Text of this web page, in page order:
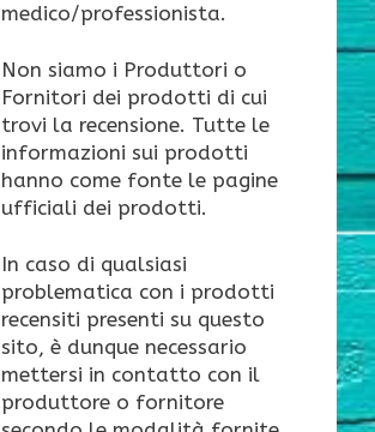
medico/professionista.
Non siamo i Produttori o
Fornitori dei prodotti di cui
trovi la recensione. Tutte le
informazioni sui prodotti
hanno come fonte le pagine
ufficiali dei prodotti.
In caso di qualsiasi
problematica con i prodotti
recensiti presenti su questo
sito, è dunque necessario
mettersi in contatto con il
produttore o fornitore